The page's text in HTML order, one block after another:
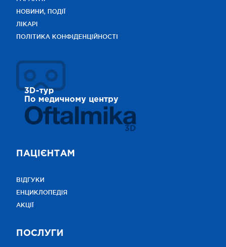
НОВИНИ, ПОДІЇ
ЛІКАРІ
ПОЛІТИКА КОНФІДЕНЦІЙНОСТІ
3D-тур
По медичному центру
3D
ПАЦІЄНТАМ
ВІДГУКИ
ЕНЦИКЛОПЕДІЯ
АКЦІЇ
ПОСЛУГИ